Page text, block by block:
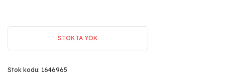
STOKTA YOK
Stok kodu: 1646965